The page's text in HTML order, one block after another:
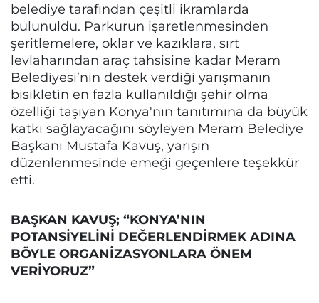
belediye tarafından çeşitli ikramlarda
bulunuldu. Parkurun işaretlenmesinden
şeritlemelere, oklar ve kazıklara, sırt
levlaharından araç tahsisine kadar Meram
Belediyesi’nin destek verdiği yarışmanın
bisikletin en fazla kullanıldığı şehir olma
özelliği taşıyan Konya'nın tanıtımına da büyük
katkı sağlayacağını söyleyen Meram Belediye
Başkanı Mustafa Kavuş, yarışın
düzenlenmesinde emeği geçenlere teşekkür
etti.
BAŞKAN KAVUŞ; “KONYA’NIN
POTANSİYELİNİ DEĞERLENDİRMEK ADINA
BÖYLE ORGANİZASYONLARA ÖNEM
VERİYORUZ”